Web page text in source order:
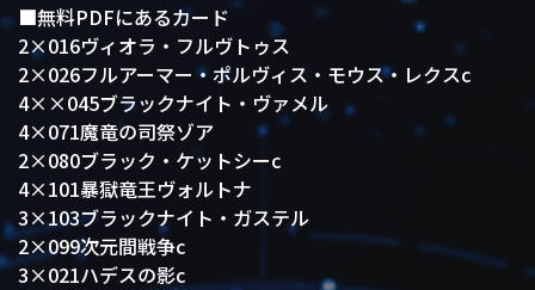
■無料PDFにあるカード
2×016ヴィオラ・フルヴトゥス
2×026フルアーマー・ポルヴィス・モウス・レクスc
4××045ブラックナイト・ヴァメル
4×071魔竜の司祭ゾア
2×080ブラック・ケットシーc
4×101暴獄竜王ヴォルトナ
3×103ブラックナイト・ガステル
2×099次元間戦争c
3×021ハデスの影c